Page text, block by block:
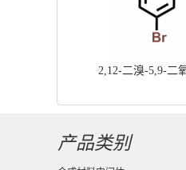
2,12-二溴-5,9-二
产品类别